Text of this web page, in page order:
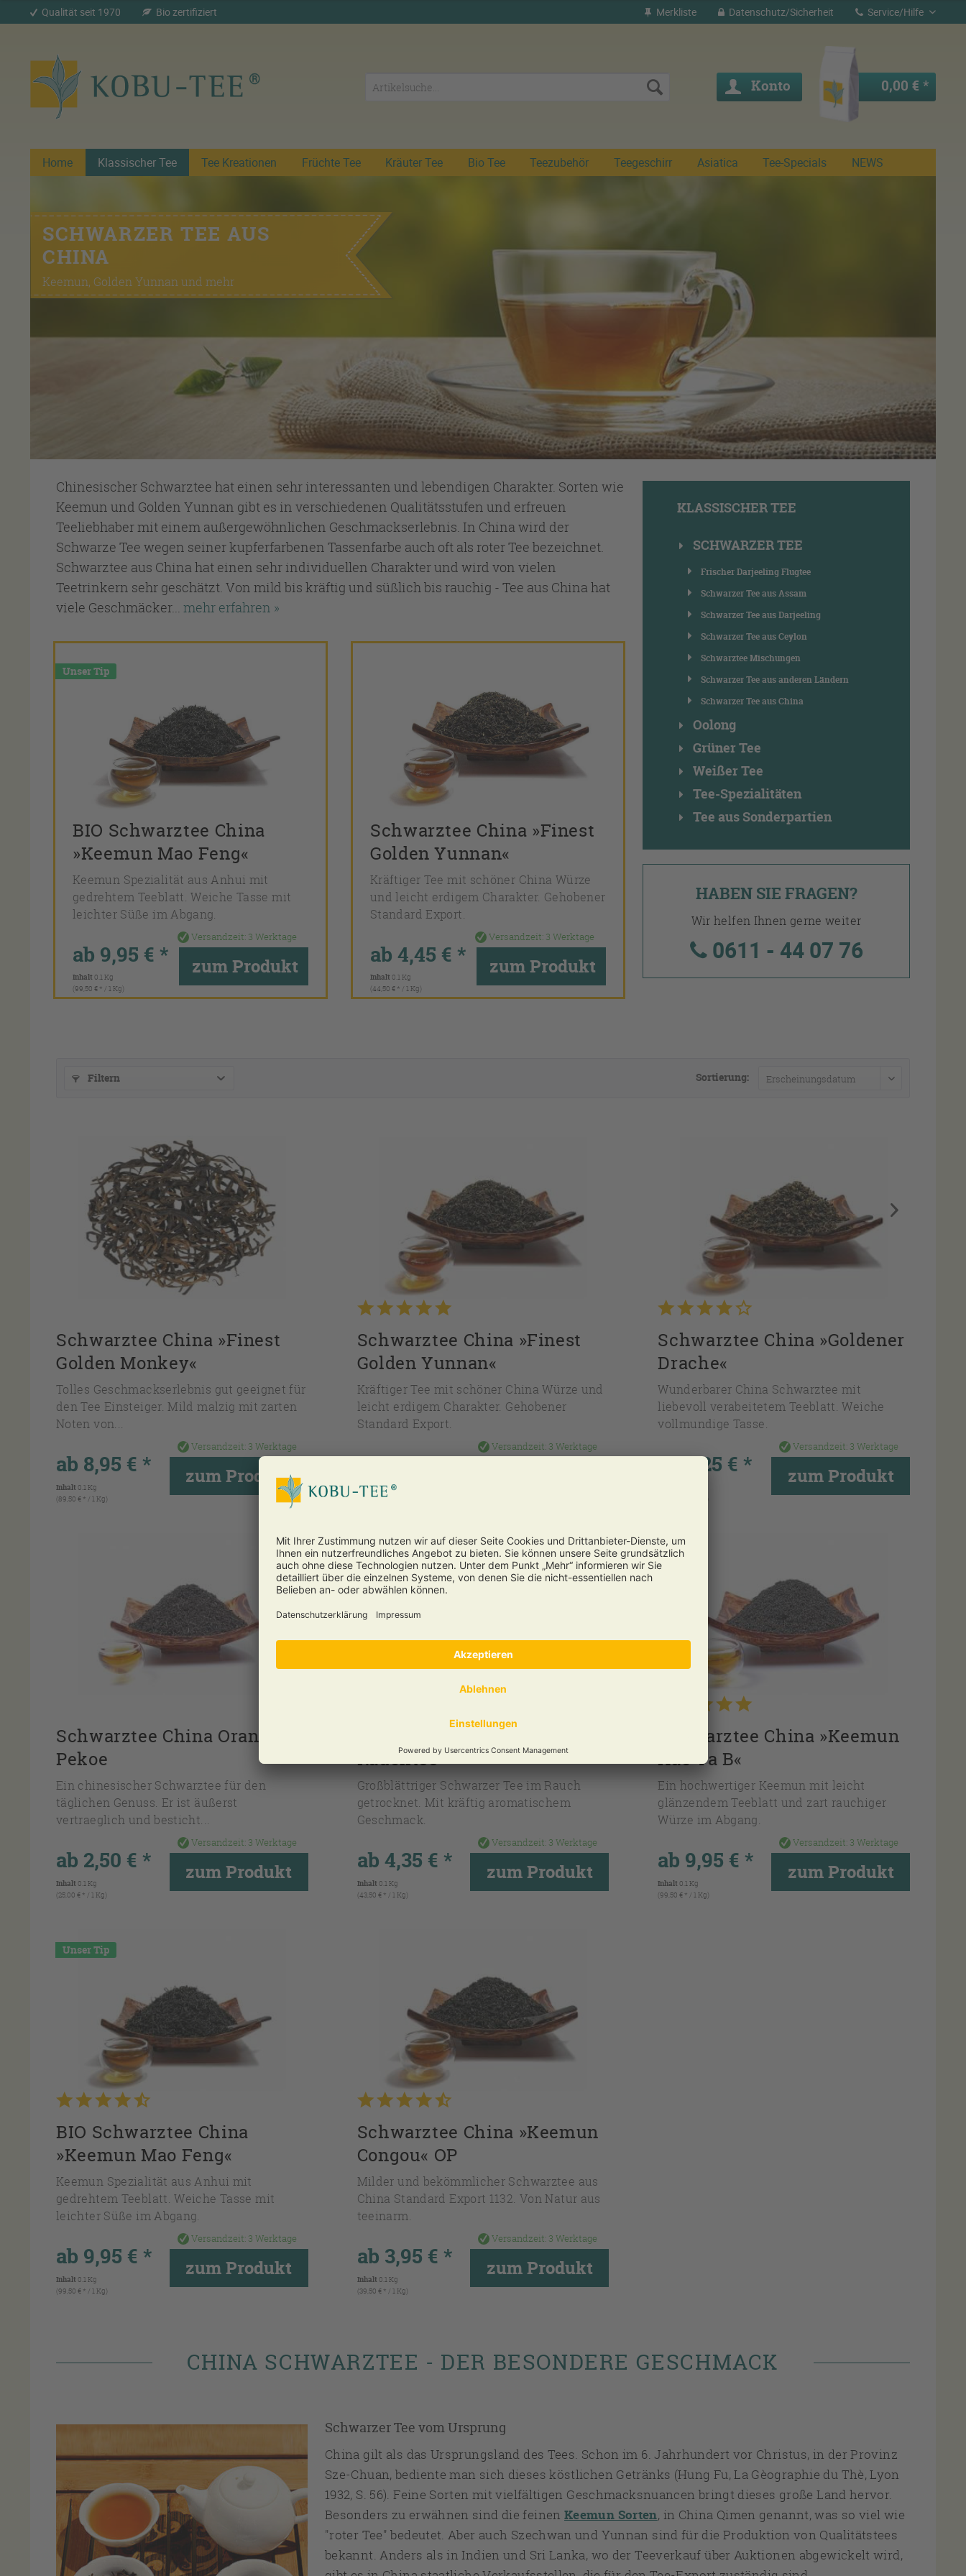
Qualität seit 1970 Bio zertifiziert Merkliste Datenschutz/Sicherheit Service/Hilfe
Konto 0,00 € *
Home Klassischer Tee Tee Kreationen Früchte Tee Kräuter Tee Bio Tee Teezubehör Teegeschirr Asiatica Tee-Specials NEWS
SCHWARZER TEE AUS
CHINA
Keemun, Golden Yunnan und mehr
KLASSISCHER TEE
SCHWARZER TEE
Frischer Darjeeling Flugtee
Schwarzer Tee aus Assam
Schwarzer Tee aus Darjeeling
Schwarzer Tee aus Ceylon
Schwarztee Mischungen
Schwarzer Tee aus anderen Ländern
Schwarzer Tee aus China
Oolong
Grüner Tee
Weißer Tee
Tee-Spezialitäten
Tee aus Sonderpartien
HABEN SIE FRAGEN?
Wir helfen Ihnen gerne weiter
0611 - 44 07 76
Chinesischer Schwarztee hat einen sehr interessanten und lebendigen Charakter. Sorten wie
Keemun und Golden Yunnan gibt es in verschiedenen Qualitätsstufen und erfreuen
Teeliebhaber mit einem außergewöhnlichen Geschmackserlebnis. In China wird der
Schwarze Tee wegen seiner kupferfarbenen Tassenfarbe auch oft als roter Tee bezeichnet.
Schwarztee aus China hat einen sehr individuellen Charakter und wird von vielen
Teetrinkern sehr geschätzt. Von mild bis kräftig und süßlich bis rauchig - Tee aus China hat
viele Geschmäcker... mehr erfahren »
Unser Tip
BIO Schwarztee China
»Keemun Mao Feng«
Keemun Spezialität aus Anhui mit
gedrehtem Teeblatt. Weiche Tasse mit
leichter Süße im Abgang.
Versandzeit: 3 Werktage
ab 9,95 € *
Inhalt 0.1 Kg
(99,50 € * / 1 Kg)
zum Produkt
Schwarztee China »Finest
Golden Yunnan«
Kräftiger Tee mit schöner China Würze
und leicht erdigem Charakter. Gehobener
Standard Export.
Versandzeit: 3 Werktage
ab 4,45 € *
Inhalt 0.1 Kg
(44,50 € * / 1 Kg)
zum Produkt
Filtern Sortierung:
Schwarztee China »Finest
Golden Monkey«
Tolles Geschmackserlebnis gut geeignet für
den Tee Einsteiger. Mild malzig mit zarten
Noten von...
Versandzeit: 3 Werktage
ab 8,95 € *
Inhalt 0.1 Kg
(89,50 € * / 1 Kg)
zum Produkt
Schwarztee China »Finest
Golden Yunnan«
Kräftiger Tee mit schöner China Würze und
leicht erdigem Charakter. Gehobener
Standard Export.
Versandzeit: 3 Werktage
ab 4,45 € *
Inhalt0.1 Kg
(44,50 € * / 1 Kg)
Schwarztee China »Goldener
Drache«
Wunderbarer China Schwarztee mit
liebevoll verabeitetem Teeblatt. Weiche
vollmundige Tasse.
Versandzeit: 3 Werktage
ab 8,25 € * zum Produkt
Schwarztee China Orange
Pekoe
Ein chinesischer Schwarztee für den
täglichen Genuss. Er ist äußerst
vertraeglich und besticht...
Versandzeit: 3 Werktage
ab 2,50 € *
Inhalt 0.1 Kg
(25,00 € * / 1 Kg)
zum Produkt
Tarry Lapsang Souchong
Rauchtee
Großblättriger Schwarzer Tee im Rauch
getrocknet. Mit kräftig aromatischem
Geschmack.
Versandzeit: 3 Werktage
ab 4,35 € *
Inhalt 0.1 Kg
(43,50 € * / 1 Kg)
zum Produkt
Schwarztee China »Keemun
Hao Ya B«
Ein hochwertiger Keemun mit leicht
glänzendem Teeblatt und zart rauchiger
Würze im Abgang.
Versandzeit: 3 Werktage
ab 9,95 € *
Inhalt 0.1 Kg
(99,50 € * / 1 Kg)
zum Produkt
Unser Tip
BIO Schwarztee China
»Keemun Mao Feng«
Keemun Spezialität aus Anhui mit
gedrehtem Teeblatt. Weiche Tasse mit
leichter Süße im Abgang.
Versandzeit: 3 Werktage
ab 9,95 € *
Inhalt 0.1 Kg
(99,50 € * / 1 Kg)
zum Produkt
Schwarztee China »Keemun
Congou« OP
Milder und bekömmlicher Schwarztee aus
China Standard Export 1132. Von Natur aus
teeinarm.
Versandzeit: 3 Werktage
ab 3,95 € *
Inhalt 0.1 Kg
(39,50 € * / 1 Kg)
zum Produkt
CHINA SCHWARZTEE - DER BESONDERE GESCHMACK
Schwarzer Tee vom Ursprung
China gilt als das Ursprungsland des Tees. Schon im 6. Jahrhundert vor Christus, in der Provinz
Sze-Chuan, bediente man sich dieses köstlichen Getränks (Hung Fu, La Gèographie du Thè, Lyon
1932, S. 56). Feine Sorten mit vielfältigen Geschmacksnuancen bringt dieses große Land hervor.
Besonders zu erwähnen sind die feinen Keemun Sorten, in China Qimen genannt, was so viel wie
"roter Tee" bedeutet. Aber auch Szechwan und Yunnan sind für die Produktion von Qualitätstees
bekannt. Anders als in Indien und Sri Lanka, wo der Teeverkauf über Auktionen abgewickelt wird,